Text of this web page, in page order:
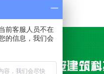
前客服人员不在
的信息，我们会